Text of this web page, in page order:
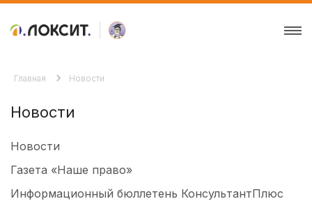
Главная Новости
Новости
Новости
Газета «Наше право»
Информационный бюллетень КонсультантПлюс